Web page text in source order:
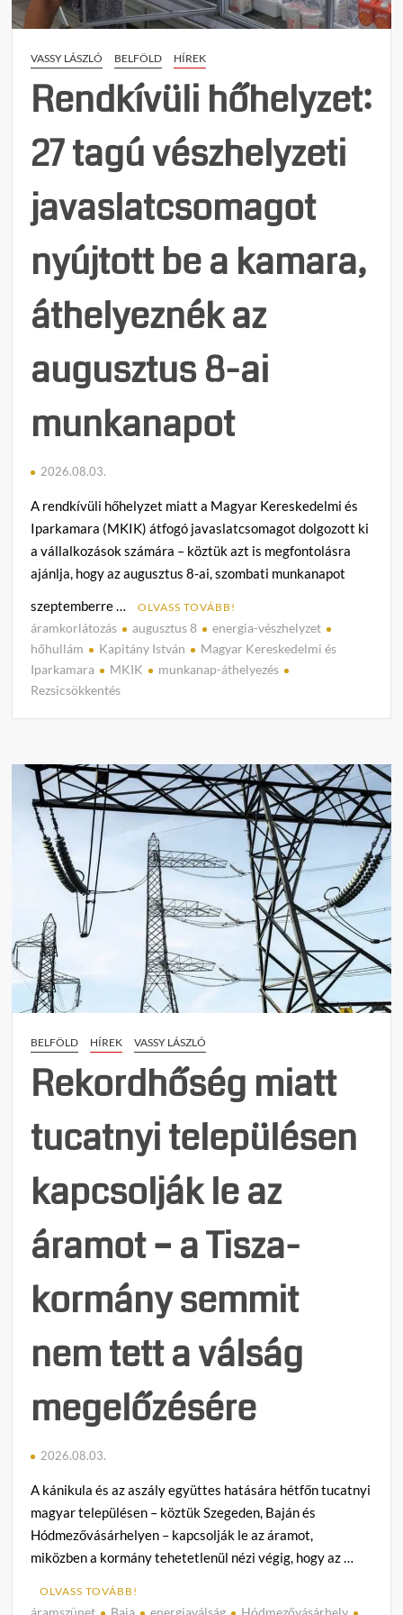
Bóka
VASSY LÁSZLÓ BELFÖLD HÍREK
Rendkívüli hőhelyzet:
27 tagú vészhelyzeti
javaslatcsomagot
nyújtott be a kamara,
áthelyeznék az
augusztus 8-ai
munkanapot
2026.08.03.
A rendkívüli hőhelyzet miatt a Magyar Kereskedelmi és
Iparkamara (MKIK) átfogó javaslatcsomagot dolgozott ki
a vállalkozások számára – köztük azt is megfontolásra
ajánlja, hogy az augusztus 8-ai, szombati munkanapot
szeptemberre …
OLVASS TOVÁBB!
áramkorlátozás augusztus 8
energia-vészhelyzet
hőhullám
Kapitány István
Magyar Kereskedelmi és
Iparkamara
MKIK
munkanap-áthelyezés
Rezsicsökkentés
t
27
tagú
be
a
BELFÖLD HÍREK VASSY LÁSZLÓ
Rekordhőség miatt
tucatnyi településen
kapcsolják le az
áramot – a Tisza-
kormány semmit
nem tett a válság
megelőzésére
2026.08.03.
A kánikula és az aszály együttes hatására hétfőn tucatnyi
magyar településen – köztük Szegeden, Baján és
Hódmezővásárhelyen – kapcsolják le az áramot,
miközben a kormány tehetetlenül nézi végig, hogy az …
OLVASS TOVÁBB!
áramszünet Baja energiaválság
Hódmezővásárhely